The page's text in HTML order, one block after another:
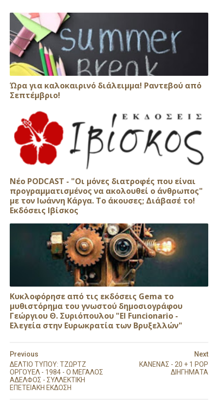
Ώρα για καλοκαιρινό διάλειμμα! Ραντεβού από
Σεπτέμβριο!
Νέο PODCAST - "Οι μόνες διατροφές που είναι
προγραμματισμένος να ακολουθεί ο άνθρωπος"
με τον Ιωάννη Κάργα. Το άκουσες; Διάβασέ το!
Εκδόσεις Ιβίσκος
Κυκλοφόρησε από τις εκδόσεις Gema το
μυθιστόρημα του γνωστού δημοσιογράφου
Γεώργιου Θ. Συριόπουλου "El Funcionario -
Ελεγεία στην Ευρωκρατία των Βρυξελλών"
Next
ΚΑΝΕΝΑΣ - 20 + 1 POP
ΔΙΗΓΗΜΑΤΑ
Previous
ΔΕΛΤΙΟ ΤΥΠΟΥ: ΤΖΩΡΤΖ
ΟΡΓΟΥΕΛ - 1984 - Ο ΜΕΓΑΛΟΣ
ΑΔΕΛΦΟΣ - ΣΥΛΛΕΚΤΙΚΗ
ΕΠΕΤΕΙΑΚΗ ΕΚΔΟΣΗ